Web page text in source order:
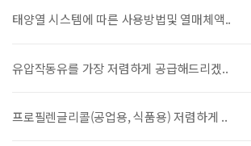
태양열 시스템에 따른 사용방법및 열매체액..
유압작동유를 가장 저렴하게 공급해드리겠..
프로필렌글리콜(공업용, 식품용) 저렴하게 ..